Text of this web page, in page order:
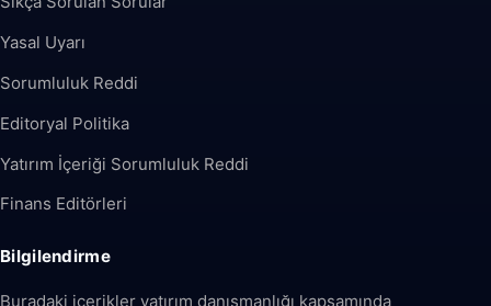
Yasal Uyarı
Sorumluluk Reddi
Editoryal Politika
Yatırım İçeriği Sorumluluk Reddi
Finans Editörleri
Bilgilendirme
Buradaki içerikler yatırım danışmanlığı kapsamında